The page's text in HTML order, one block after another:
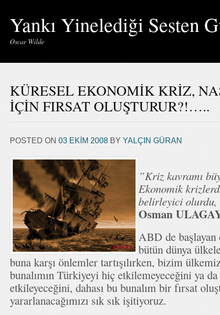
Yankı Yinelediği Sesten
Oscar Wilde
KÜRESEL EKONOMİK KRİZ,
İÇİN FIRSAT OLUŞTURUR?!…..
POSTED ON 03 EKIM 2008 BY YALÇIN GÜRAN
”Kriz kavramı
Ekonomik
belirleyici olurdu,
Osman
ABD de başlayan
bütün dünya
buna karşı önlemler tartışılırken, bizim
bunalımın Türkiyeyi hiç etkilemeyeceğini ya
etkileyeceğini, dahası bu bunalım bir fırsat
yararlanacağımızı sık sık işitiyoruz.